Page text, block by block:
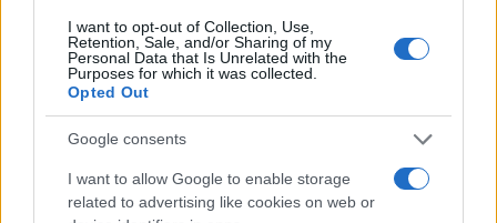
I want to opt-out of Collection, Use,
Retention, Sale, and/or Sharing of my
Personal Data that Is Unrelated with the
Purposes for which it was collected.
Opted Out
Google consents
I want to allow Google to enable storage
related to advertising like cookies on web or
Calangianus, allarme sul centro accoglienza
Gallura, finti clienti svuotano le suite: furto da
50mila nel resort